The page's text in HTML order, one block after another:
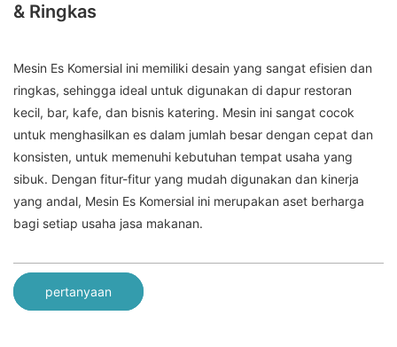
& Ringkas
Mesin Es Komersial ini memiliki desain yang sangat efisien dan
ringkas, sehingga ideal untuk digunakan di dapur restoran
kecil, bar, kafe, dan bisnis katering. Mesin ini sangat cocok
untuk menghasilkan es dalam jumlah besar dengan cepat dan
konsisten, untuk memenuhi kebutuhan tempat usaha yang
sibuk. Dengan fitur-fitur yang mudah digunakan dan kinerja
yang andal, Mesin Es Komersial ini merupakan aset berharga
bagi setiap usaha jasa makanan.
pertanyaan